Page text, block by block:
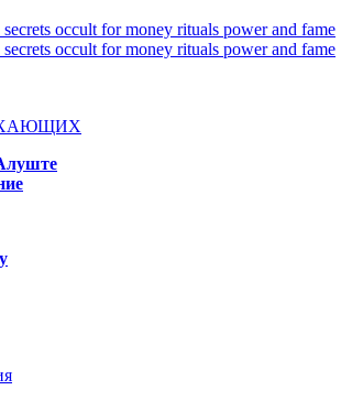
occult for money rituals power and fame
occult for money rituals power and fame